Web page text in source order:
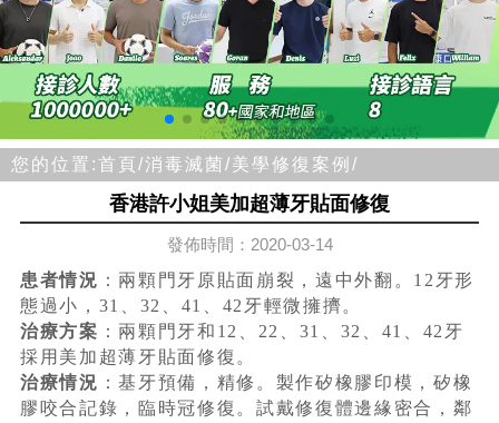
您的位置:首頁/消毒滅菌/美學修復案例/
香港許小姐美加超薄牙貼面修復
發佈時間：2020-03-14
患者情況 ：兩顆門牙原貼面崩裂， 遠中外翻。 12牙形
態過小，31、32、41、42牙輕微擁擠。
治療方案 ：兩顆門牙和12、22、 31、32、41、42牙
採用美加超薄牙貼面修復。
治療情況 ：基牙預備，精修。製作矽橡膠印模，矽橡
膠咬合記錄，臨時冠修復。試戴修復體邊緣密合，鄰